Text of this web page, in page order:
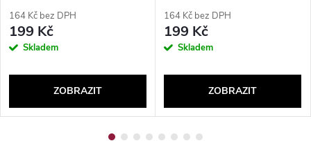
164 Kč bez DPH
199 Kč
Skladem
ZOBRAZIT
164 Kč bez DPH
199 Kč
Skladem
ZOBRAZIT